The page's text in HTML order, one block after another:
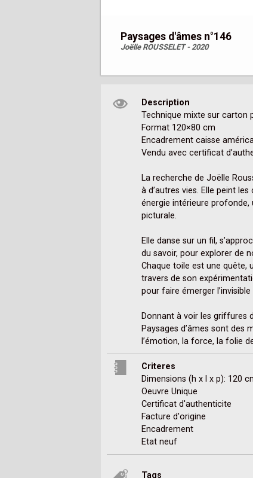
Paysages d'âmes n°146
Joëlle ROUSSELET - 2020
Description
Technique mixte sur carton
Format 120×80 cm
Encadrement caisse
Vendu avec certificat
La recherche de Joëlle
à d’autres vies. Elle peint
énergie intérieure
picturale.
Elle danse sur un fil,
du savoir, pour explorer de
Chaque toile est une quête,
travers de son
pour faire émerger l’invisible
Donnant à voir les griffures
Paysages d’âmes sont des
l’émotion, la force, la folie
Criteres
Dimensions (h x l x p): 120
Oeuvre Unique
Certificat d'authenticite
Facture d'origine
Encadrement
Etat neuf
Tags